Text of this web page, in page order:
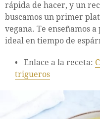
rápida de hacer, y un
buscamos un primer
vegana. Te enseñamos
ideal en tiempo de
Enlace a la receta:
trigueros